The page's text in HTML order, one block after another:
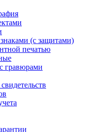
(с защитами)
печатью
гравюрами